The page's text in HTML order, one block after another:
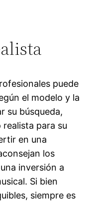
puede
el modelo y la
su búsqueda,
para su
en una
los
inversión a
Si bien
siempre es